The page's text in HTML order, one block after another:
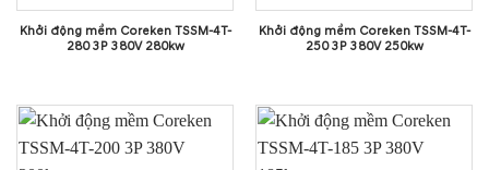
Khởi động mềm Coreken TSSM-4T-
280 3P 380V 280kw
Khởi động mềm Coreken TSSM-4T-
250 3P 380V 250kw